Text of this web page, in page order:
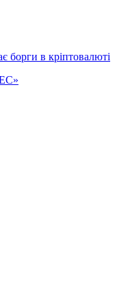
борги в кріптовалюті